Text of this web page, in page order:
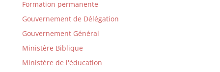
Formation permanente
Gouvernement de Délégation
Gouvernement Général
Ministère Biblique
Ministère de l'éducation